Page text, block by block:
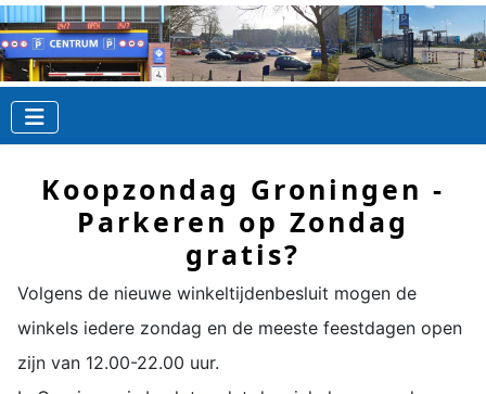
Koopzondag Groningen -
Parkeren op Zondag
gratis?
Volgens de nieuwe winkeltijdenbesluit mogen de
winkels iedere zondag en de meeste feestdagen open
zijn van 12.00-22.00 uur.